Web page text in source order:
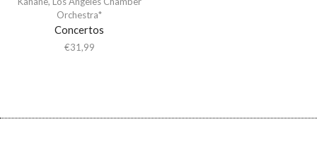
Orchestra*
Concertos
€31,99